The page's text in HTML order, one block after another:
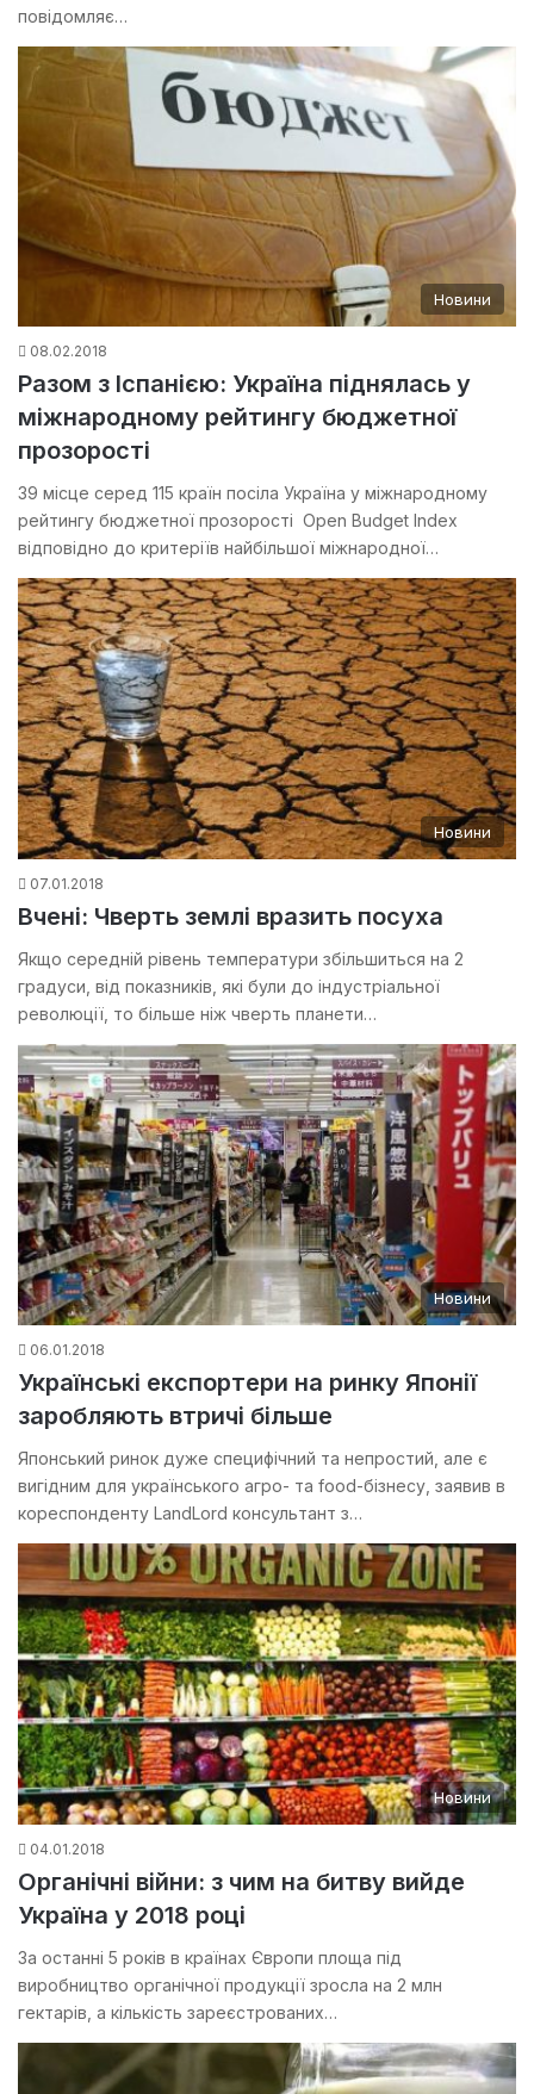
повідомляє…
Новини
08.02.2018
Разом з Іспанією: Україна піднялась у
міжнародному рейтингу бюджетної
прозорості
39 місце серед 115 країн посіла Україна у міжнародному
рейтингу бюджетної прозорості Open Budget Index
відповідно до критеріїв найбільшої міжнародної…
Новини
07.01.2018
Вчені: Чверть землі вразить посуха
Якщо середній рівень температури збільшиться на 2
градуси, від показників, які були до індустріальної
революції, то більше ніж чверть планети…
Новини
06.01.2018
Українські експортери на ринку Японії
заробляють втричі більше
Японський ринок дуже специфічний та непростий, але є
вигідним для українського агро- та food-бізнесу, заявив в
кореспонденту LandLord консультант з…
Новини
04.01.2018
Органічні війни: з чим на битву вийде
Україна у 2018 році
За останні 5 років в країнах Європи площа під
виробництво органічної продукції зросла на 2 млн
гектарів, а кількість зареєстрованих…